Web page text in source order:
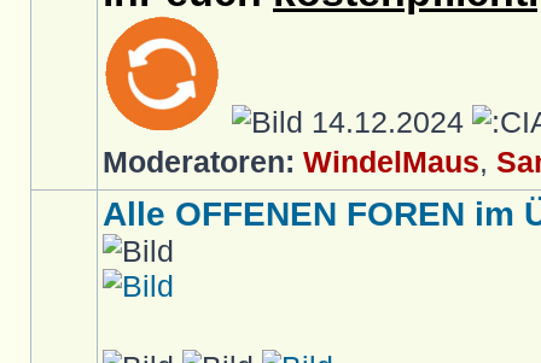
14.12.2024
Moderatoren: WindelMaus,
Alle OFFENEN FOREN im